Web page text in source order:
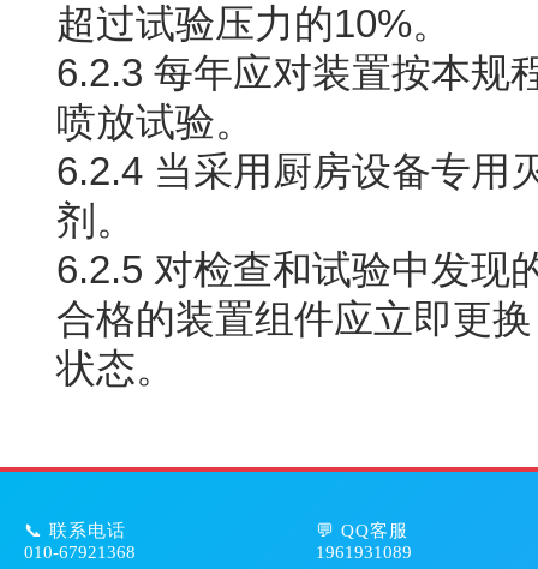
超过试验压力的10%。
6.2.3 每年应对装置按本规
喷放试验。
6.2.4 当采用厨房设备专用
剂。
6.2.5 对检查和试验中发现
合格的装置组件应立即更
状态。
📞 联系电话
010-67921368
💬 QQ客服
1961931089